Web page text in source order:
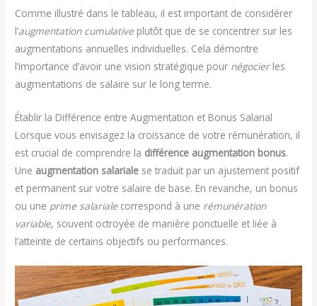
Comme illustré dans le tableau, il est important de considérer
l’augmentation cumulative plutôt que de se concentrer sur les
augmentations annuelles individuelles. Cela démontre
l’importance d’avoir une vision stratégique pour négocierles
augmentations de salaire sur le long terme.
Établir la Différence entre Augmentation et Bonus Salarial
Lorsque vous envisagez la croissance de votre rémunération, il
est crucial de comprendre la différence augmentation bonus.
Une augmentation salariale se traduit par un ajustement positif
et permanent sur votre salaire de base. En revanche, un bonus
ou une prime salariale correspond à une rémunération
variable, souvent octroyée de manière ponctuelle et liée à
l’atteinte de certains objectifs ou performances.